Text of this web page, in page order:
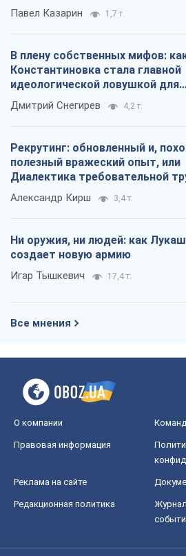
Павел Казарин 1,7 т.
В плену собственных мифов:
Константиновка стала главной
идеологической ловушкой для
российских оккупантов
Дмитрий Снегирев 4,2 т.
Рекрутинг: обновленный и,
полезный вражеский опыт, или
Диалектика требовательной
Александр Кирш 3,4 т.
Ни оружия, ни людей: как
создает новую армию
Игар Тышкевич 17,4 т.
Все мнения
О компании
Правовая информация
Реклама на сайте
Редакционная политика